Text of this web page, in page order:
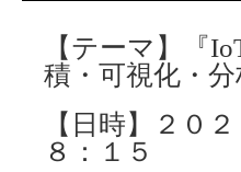
【テーマ】『
積・可視化・
【日時】２０
８：１５